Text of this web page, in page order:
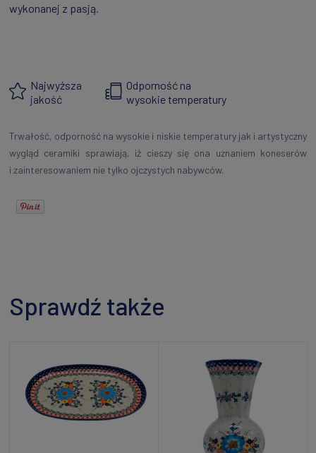
wykonanej z pasją.
Najwyższa
jakość
Odporność na
wysokie temperatury
Trwałość, odporność na wysokie i niskie temperatury jak i artystyczny
wygląd ceramiki sprawiają, iż cieszy się ona uznaniem koneserów
i zainteresowaniem nie tylko ojczystych nabywców.
Sprawdź także